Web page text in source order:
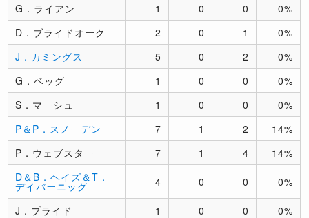
G．ライアン
1 0 0
0%
D．ブライドオーク
2 0 1
0%
J．カミングス
5 0 2
0%
G．ベッグ
1 0 0
0%
S．マーシュ
1 0 0
0%
P＆P．スノーデン
7 1 2
14%
P．ウェブスター
7 1 4
14%
D＆B．ヘイズ＆T．
デイバーニッグ 4 0 0 0%
J．プライド 1 0 0
0%